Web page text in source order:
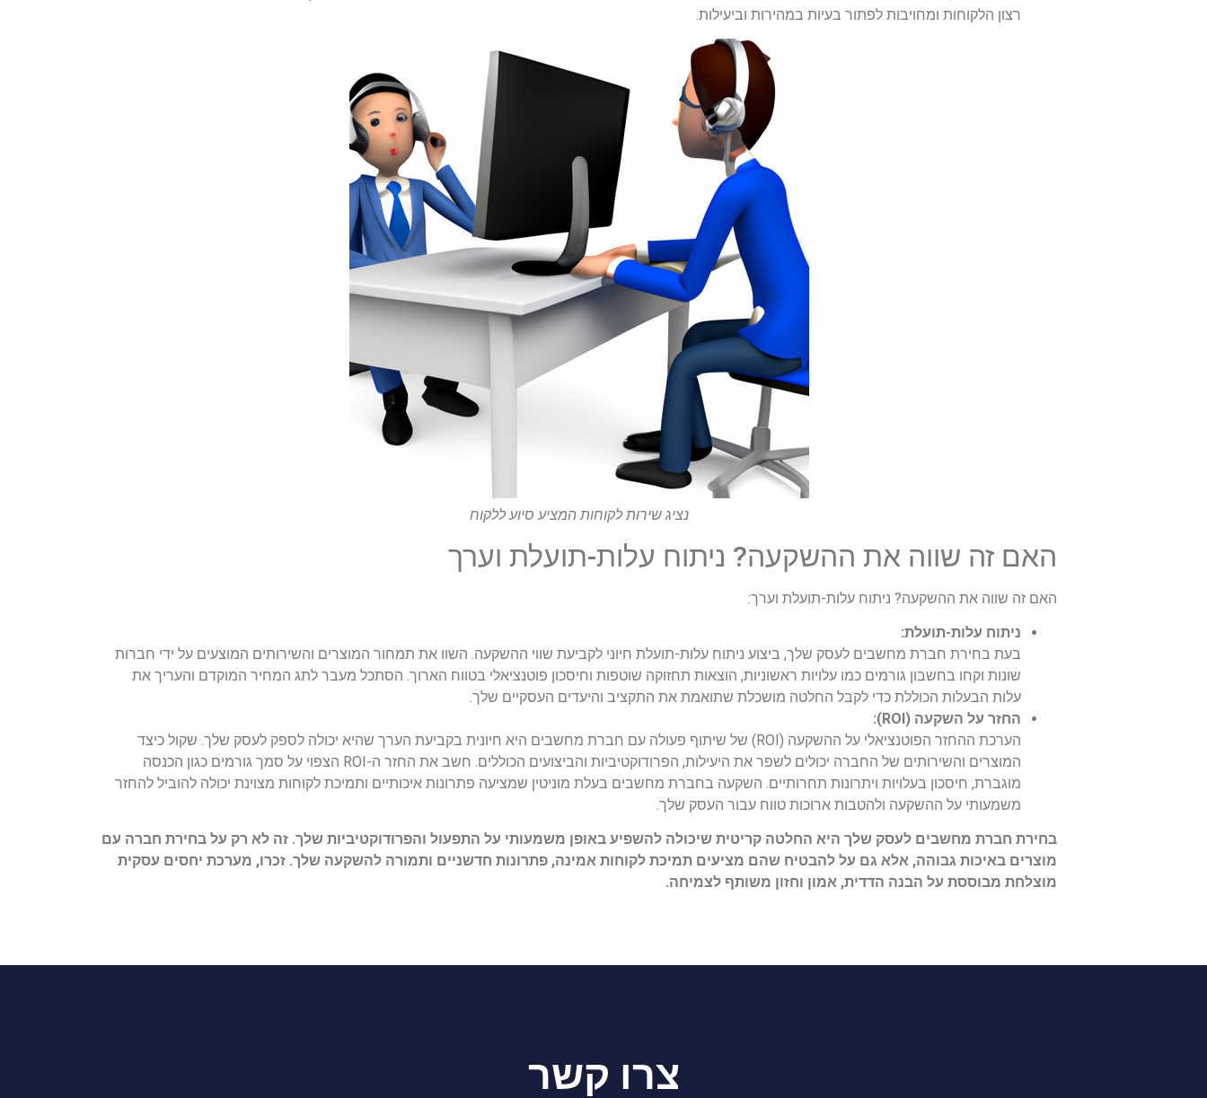
רצון הלקוחות ומחויבות לפתור בעיות במהירות וביעילות.
נציג שירות לקוחות המציע סיוע ללקוח
האם זה שווה את ההשקעה? ניתוח עלות-תועלת וערך
האם זה שווה את ההשקעה? ניתוח עלות-תועלת וערך:
ניתוח עלות-תועלת:
בעת בחירת חברת מחשבים לעסק שלך, ביצוע ניתוח עלות-תועלת חיוני לקביעת שווי ההשקעה. השוו את תמחור המוצרים והשירותים המוצעים על ידי חברות
שונות וקחו בחשבון גורמים כמו עלויות ראשוניות, הוצאות תחזוקה שוטפות וחיסכון פוטנציאלי בטווח הארוך. הסתכל מעבר לתג המחיר המוקדם והעריך את
עלות הבעלות הכוללת כדי לקבל החלטה מושכלת שתואמת את התקציב והיעדים העסקיים שלך.
החזר על השקעה (ROI):
הערכת ההחזר הפוטנציאלי על ההשקעה (ROI) של שיתוף פעולה עם חברת מחשבים היא חיונית בקביעת הערך שהיא יכולה לספק לעסק שלך. שקול כיצד
המוצרים והשירותים של החברה יכולים לשפר את היעילות, הפרודוקטיביות והביצועים הכוללים. חשב את החזר ה-ROI הצפוי על סמך גורמים כגון הכנסה
מוגברת, חיסכון בעלויות ויתרונות תחרותיים. השקעה בחברת מחשבים בעלת מוניטין שמציעה פתרונות איכותיים ותמיכת לקוחות מצוינת יכולה להוביל להחזר
משמעותי על ההשקעה ולהטבות ארוכות טווח עבור העסק שלך.
בחירת חברת מחשבים לעסק שלך היא החלטה קריטית שיכולה להשפיע באופן משמעותי על התפעול והפרודוקטיביות שלך. זה לא רק על בחירת חברה עם
מוצרים באיכות גבוהה, אלא גם על להבטיח שהם מציעים תמיכת לקוחות אמינה, פתרונות חדשניים ותמורה להשקעה שלך. זכרו, מערכת יחסים עסקית
מוצלחת מבוססת על הבנה הדדית, אמון וחזון משותף לצמיחה.
צרו קשר